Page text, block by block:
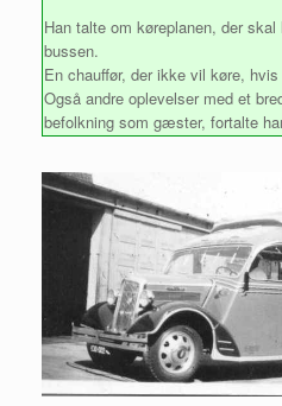
Han talte om køreplanen, der
bussen.
En chauffør, der ikke vil køre,
Også andre oplevelser med et
befolkning som gæster, fortalte